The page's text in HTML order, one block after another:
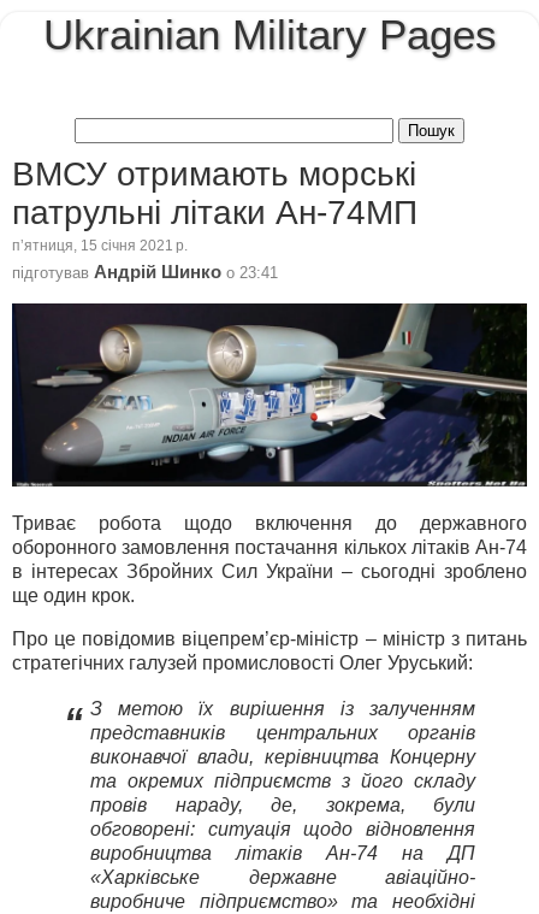
Ukrainian Military Pages
ВМСУ отримають морські
патрульні літаки Ан-74МП
пʼятниця, 15 січня 2021 р.
підготував Андрій Шинко о 23:41
Триває робота щодо включення до державного
оборонного замовлення постачання кількох літаків Ан-74
в інтересах Збройних Сил України – сьогодні зроблено
ще один крок.
Про це повідомив віцепрем’єр-міністр – міністр з питань
стратегічних галузей промисловості Олег Уруський:
“ З метою їх вирішення із залученням
представників центральних органів
виконавчої влади, керівництва Концерну
та окремих підприємств з його складу
провів нараду, де, зокрема, були
обговорені: ситуація щодо відновлення
виробництва літаків Ан-74 на ДП
«Харківське державне авіаційно-
виробниче підприємство» та необхідні